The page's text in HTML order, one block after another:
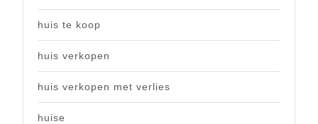
huis te koop
huis verkopen
huis verkopen met verlies
huise